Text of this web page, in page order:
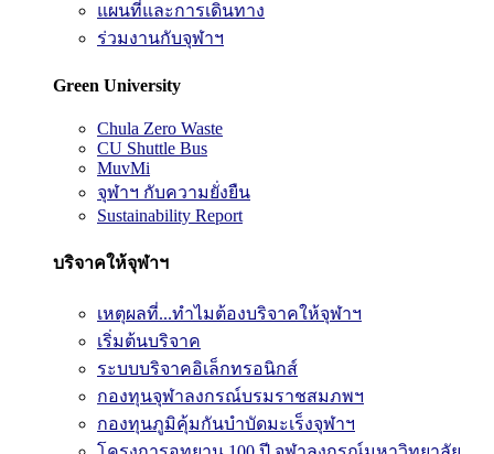
แผนที่และการเดินทาง
ร่วมงานกับจุฬาฯ
Green University
Chula Zero Waste
CU Shuttle Bus
MuvMi
จุฬาฯ กับความยั่งยืน
Sustainability Report
บริจาคให้จุฬาฯ
เหตุผลที่...ทำไมต้องบริจาคให้จุฬาฯ
เริ่มต้นบริจาค
ระบบบริจาคอิเล็กทรอนิกส์
กองทุนจุฬาลงกรณ์บรมราชสมภพฯ
กองทุนภูมิคุ้มกันบำบัดมะเร็งจุฬาฯ